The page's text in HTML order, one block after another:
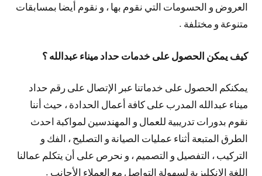
العروض و الحسومات التي نقوم بها ، و نقوم أيضا بمسابقات
متنوعة و مختلفة .
كيف يمكن الحصول على خدمات حداد ميناء عبدالله ؟
يمكنكم الحصول على خدماتنا عبر الإتصال على رقم حداد
ميناء عبدالله المدرب على كافة أعمال الحدادة ، حيث أننا
نقوم بدورات تدريبية للعمال و المهندسين لمواكبة احدث
الطرق المتبعة أثناء عمليات الصيانة و التصليح ، الفك و
التركيب ، التفصيل و التصميم ، و نحرص على أن يتكلم عمالنا
اللغة الإنكليزية لسهولة التواصل مع العملاء الأجانب .